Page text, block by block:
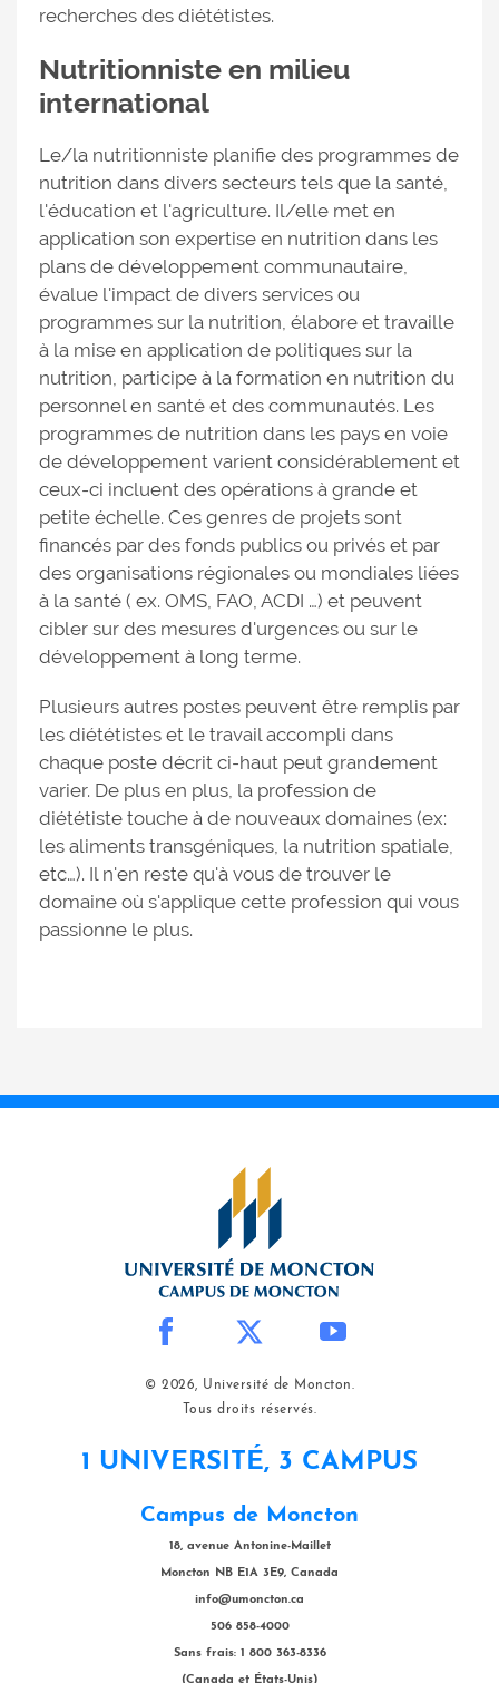
recherches des diététistes.
Nutritionniste en milieu
international
Le/la nutritionniste planifie des programmes de
nutrition dans divers secteurs tels que la santé,
l'éducation et l'agriculture. Il/elle met en
application son expertise en nutrition dans les
plans de développement communautaire,
évalue l'impact de divers services ou
programmes sur la nutrition, élabore et travaille
à la mise en application de politiques sur la
nutrition, participe à la formation en nutrition du
personnel en santé et des communautés. Les
programmes de nutrition dans les pays en voie
de développement varient considérablement et
ceux-ci incluent des opérations à grande et
petite échelle. Ces genres de projets sont
financés par des fonds publics ou privés et par
des organisations régionales ou mondiales liées
à la santé ( ex. OMS, FAO, ACDI …) et peuvent
cibler sur des mesures d'urgences ou sur le
développement à long terme.
Plusieurs autres postes peuvent être remplis par
les diététistes et le travail accompli dans
chaque poste décrit ci-haut peut grandement
varier. De plus en plus, la profession de
diététiste touche à de nouveaux domaines (ex:
les aliments transgéniques, la nutrition spatiale,
etc…). Il n'en reste qu'à vous de trouver le
domaine où s'applique cette profession qui vous
passionne le plus.
© 2026, Université de Moncton.
Tous droits réservés.
1 UNIVERSITÉ, 3 CAMPUS
Campus de Moncton
18, avenue Antonine-Maillet
Moncton NB E1A 3E9, Canada
info@umoncton.ca
506 858-4000
Sans frais: 1 800 363-8336
(Canada et États-Unis)